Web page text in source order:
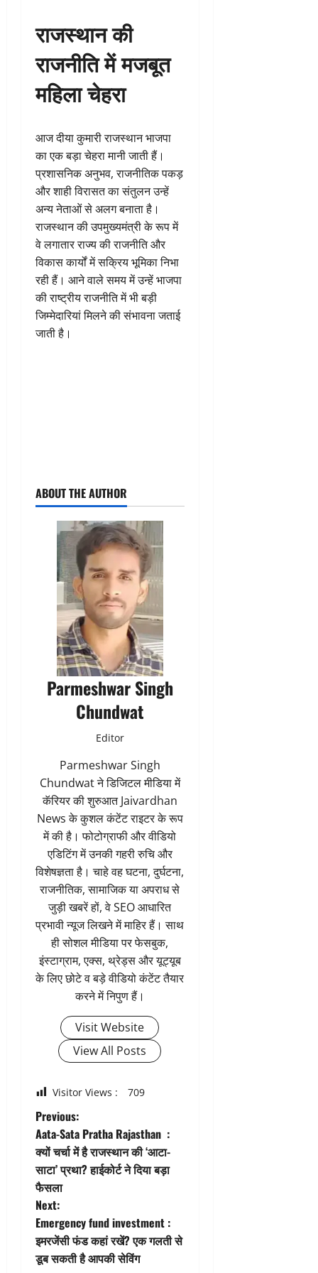
राजस्थान की
राजनीति में मजबूत
महिला चेहरा
आज दीया कुमारी राजस्थान भाजपा
का एक बड़ा चेहरा मानी जाती हैं।
प्रशासनिक अनुभव, राजनीतिक पकड़
और शाही विरासत का संतुलन उन्हें
अन्य नेताओं से अलग बनाता है।
राजस्थान की उपमुख्यमंत्री के रूप में
वे लगातार राज्य की राजनीति और
विकास कार्यों में सक्रिय भूमिका निभा
रही हैं। आने वाले समय में उन्हें भाजपा
की राष्ट्रीय राजनीति में भी बड़ी
जिम्मेदारियां मिलने की संभावना जताई
जाती है।
ABOUT THE AUTHOR
Parmeshwar Singh
Chundwat
Editor
Parmeshwar Singh
Chundwat ने डिजिटल मीडिया में
कॅरियर की शुरुआत Jaivardhan
News के कुशल कंटेंट राइटर के रूप
में की है। फोटोग्राफी और वीडियो
एडिटिंग में उनकी गहरी रुचि और
विशेषज्ञता है। चाहे वह घटना, दुर्घटना,
राजनीतिक, सामाजिक या अपराध से
जुड़ी खबरें हों, वे SEO आधारित
प्रभावी न्यूज लिखने में माहिर हैं। साथ
ही सोशल मीडिया पर फेसबुक,
इंस्टाग्राम, एक्स, थ्रेड्स और यूट्यूब
के लिए छोटे व बड़े वीडियो कंटेंट तैयार
करने में निपुण हैं।
Visit Website
View All Posts
Visitor Views : 709
P
o
s
t
n
Previous:
Aata-Sata Pratha Rajasthan :
क्यों चर्चा में है राजस्थान की ‘आटा-
साटा’ प्रथा? हाईकोर्ट ने दिया बड़ा
फैसला
Next:
Emergency fund investment :
इमरजेंसी फंड कहां रखें? एक गलती से
डूब सकती है आपकी सेविंग